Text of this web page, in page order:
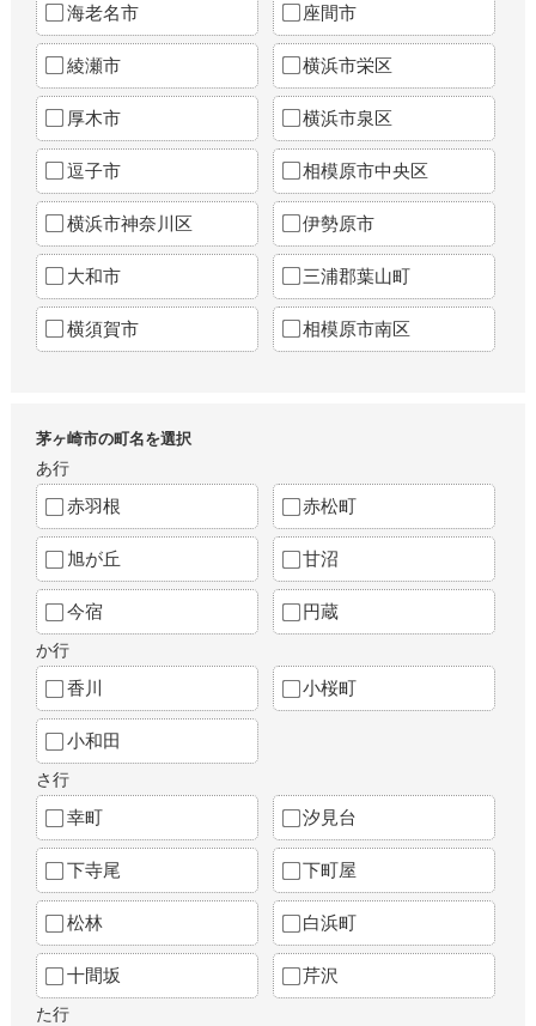
海老名市 座間市
綾瀬市 横浜市栄区
厚木市 横浜市泉区
逗子市 相模原市中央区
横浜市神奈川区 伊勢原市
大和市 三浦郡葉山町
横須賀市 相模原市南区
茅ヶ崎市の町名を選択
あ行
赤羽根 赤松町
旭が丘 甘沼
今宿 円蔵
か行
香川 小桜町
小和田
さ行
幸町 汐見台
下寺尾 下町屋
松林 白浜町
十間坂 芹沢
た行